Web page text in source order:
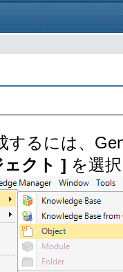
するには、
クト ] を選